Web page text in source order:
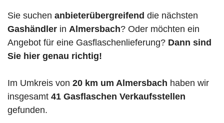
Sie suchen anbieterübergreifend die nächsten
Gashändler in Almersbach? Oder möchten ein
Angebot für eine Gasflaschenlieferung? Dann sind
Sie hier genau richtig!
Im Umkreis von 20 km um Almersbach haben wir
insgesamt 41 Gasflaschen Verkaufsstellen
gefunden.